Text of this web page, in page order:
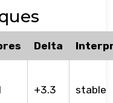
Delta
+3.3 stable